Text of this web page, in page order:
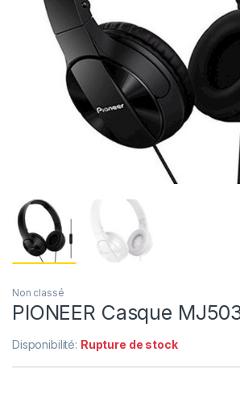
Non classé
PIONEER Casque
Disponibilité: Rupture de stock